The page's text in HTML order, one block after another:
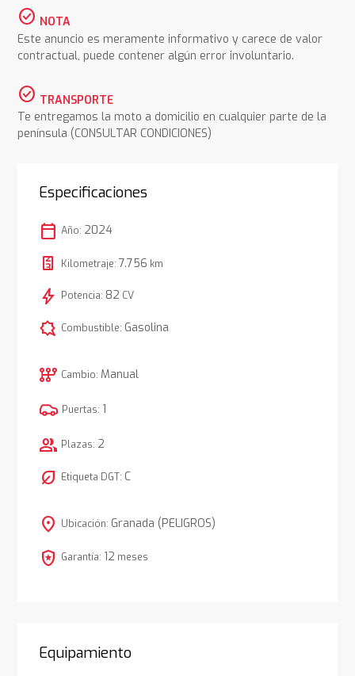
check_circle NOTA
Este anuncio es meramente informativo y carece de valor
contractual, puede contener algún error involuntario.
check_circle TRANSPORTE
Te entregamos la moto a domicilio en cualquier parte de la
península (CONSULTAR CONDICIONES)
Especificaciones
calendar_today Año: 2024
Kilometraje: 7.756 km
bolt Potencia: 82 CV
comic_bubble Combustible: Gasolina
auto_transmission Cambio: Manual
Puertas: 1
group Plazas: 2
nest_eco_leaf Etiqueta DGT: C
location_on Ubicación: Granada (PELIGROS)
local_police Garantía: 12 meses
Equipamiento